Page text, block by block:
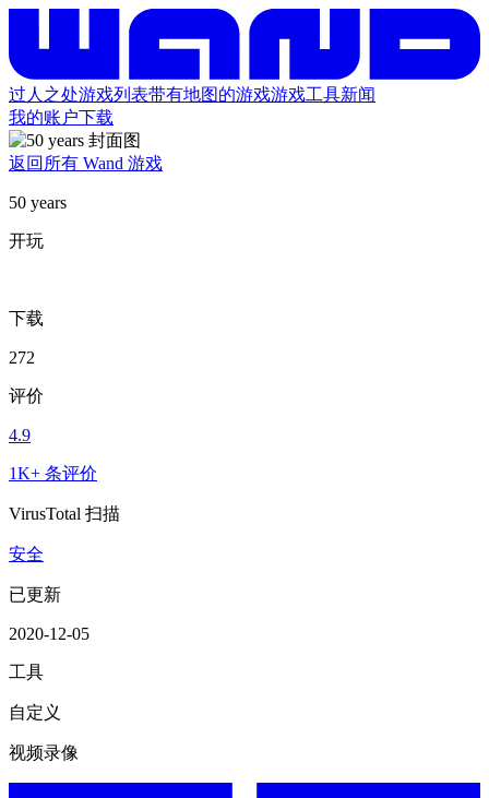
过人之处游戏列表带有地图的游戏游戏工具新闻
我的账户下载
返回所有 Wand 游戏
50 years
开玩
下载
272
评价
4.9
1K+ 条评价
VirusTotal 扫描
安全
已更新
2020-12-05
工具
自定义
视频录像